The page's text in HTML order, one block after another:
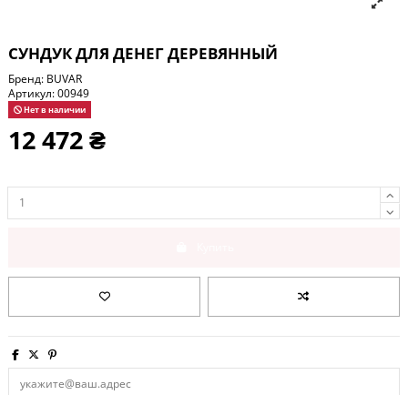
СУНДУК ДЛЯ ДЕНЕГ ДЕРЕВЯННЫЙ
Бренд: BUVAR
Артикул:00949
Нет в наличии
12 472 ₴